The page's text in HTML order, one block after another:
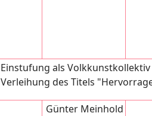
Einstufung als
Verleihung des Titels
Günter Meinhold